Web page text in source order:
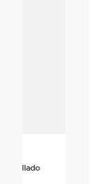
Cepillado